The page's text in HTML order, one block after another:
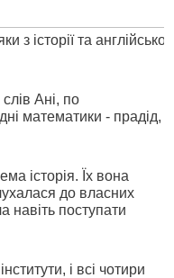
історії та англійської
Ані, по
математики - прадід,
історія. Їх вона
до власних
навіть поступати
і всі чотири